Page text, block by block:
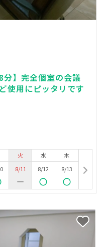
分】完全個室の会議
使用にピッタリです
火
8/11
水
8/12
木
8/13